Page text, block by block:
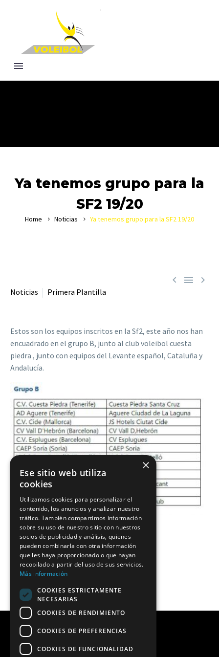
Ya tenemos grupo para la
SF2 19/20
Home Noticias Ya tenemos grupo para la SF2 19/20
  
Noticias Primera Plantilla
Estos son los equipos inscritos en la Sf2, este año nos han
encuadrado en el grupo B, junto al club voleibol cuesta
piedra , junto con equipos del Levante español, Cataluña y
Andalucía.
×
Ese sitio web utiliza
cookies
Utilizamos cookies para personalizar el
contenido, los anuncios y analizar nuestro
tráfico. También compartimos información
sobre su uso de nuestro sitio con nuestros
socios de publicidad y análisis, quienes
pueden combinarla con otra información
que les haya proporcionado o que hayan
recopilado a partir del uso de sus servicios.
Más información
COOKIES ESTRICTAMENTE
NECESARIAS
COOKIES DE RENDIMIENTO
COOKIES DE PREFERENCIAS
COOKIES DE FUNCIONALIDAD